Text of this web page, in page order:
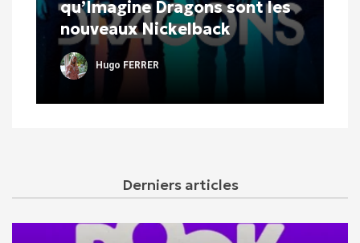
qu’Imagine Dragons sont les
nouveaux Nickelback
Hugo FERRER
Derniers articles